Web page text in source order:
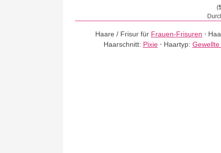
(
Haare / Frisur für Frauen-Frisuren ⋅
Haarschnitt: Pixie⋅ Haartyp: